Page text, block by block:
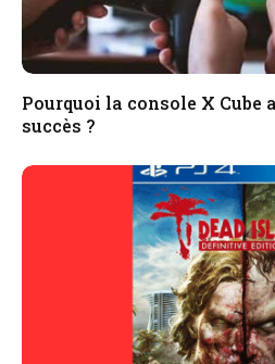
Pourquoi la console X Cube
succès ?